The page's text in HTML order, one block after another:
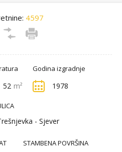
4597
52 m²
Godina izgradnje
1978
- Sjever
STAMBENA POVRŠINA